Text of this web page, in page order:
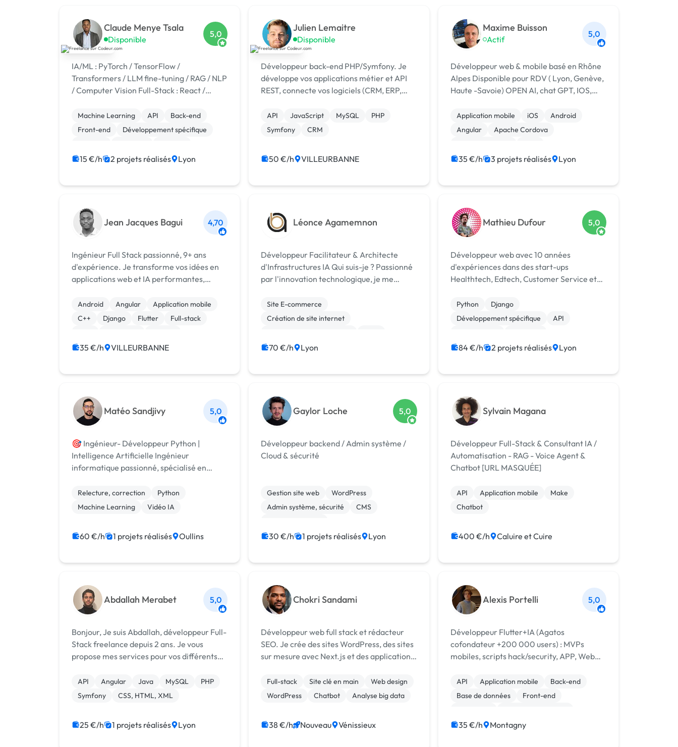
Claude Menye Tsala
Disponible
5,0
IA/ML : PyTorch / TensorFlow /
Transformers / LLM fine-tuning / RAG / NLP
/ Computer Vision Full-Stack : React /
Data : Power BI, Streamlit, MLOps
Machine Learning API
Back-end
Front-end
Développement spécifique
15 €/h 2 projets réalisés Lyon
Julien Lemaitre
Disponible
Développeur back-end PHP/Symfony. Je
développe vos applications métier et API
REST, connecte vos logiciels (CRM, ERP,
et l'IA.
API JavaScript MySQL
PHP
Symfony
CRM
50 €/h VILLEURBANNE
Maxime Buisson
Actif
5,0
Développeur web & mobile basé en Rhône
Alpes Disponible pour RDV ( Lyon, Genève,
Haute -Savoie) OPEN AI, chat GPT, IOS,
Application mobile iOS
Android
Angular
Apache Cordova
Audio, Video, Multimedia
35 €/h 3 projets réalisés Lyon
Jean Jacques Bagui 4,70
Ingénieur Full Stack passionné, 9+ ans
d'expérience. Je transforme vos idées en
applications web et IA performantes,
l'architecture au déploiement.
Android Angular
Application mobile
C++
Django Flutter
Full-stack
35 €/h VILLEURBANNE
Léonce Agamemnon
Développeur Facilitateur & Architecte
d'Infrastructures IA Qui suis-je ? Passionné
par l'innovation technologique, je me
spécialisé dans la création d'infrastructures
intelligentes propulsées par l'IA. M...
Site E-commerce
Création de site internet
Chatbot
SEO / GEO
70 €/h Lyon
Mathieu Dufour 5,0
Développeur web avec 10 années
d'expériences dans des start-ups
Healthtech, Edtech, Customer Service et
type de projets sur ces différentes
technologies : - Python / Django / Flask -
Python
Django
Développement spécifique
API
Base de données
Blockchain
84 €/h 2 projets réalisés Lyon
Matéo Sandjivy 5,0
🎯 Ingénieur- Développeur Python |
Intelligence Artificielle Ingénieur
informatique passionné, spécialisé en
artificielle, je vous accompagne dans vos
projets data, machine learning et
Relecture, correction
Python
Machine Learning
Vidéo IA
60 €/h 1 projets réalisés Oullins
Gaylor Loche 5,0
Développeur backend / Admin système /
Cloud & sécurité
Gestion site web
WordPress
Admin système, sécurité
CMS
Création de site internet
30 €/h 1 projets réalisés Lyon
Sylvain Magana
Développeur Full-Stack & Consultant IA /
Automatisation - RAG - Voice Agent &
Chatbot [URL MASQUÉE]
API Application mobile
Make
Chatbot
400 €/h Caluire et Cuire
Abdallah Merabet 5,0
Bonjour, Je suis Abdallah, développeur Full-
Stack freelance depuis 2 ans. Je vous
propose mes services pour vos différents
Site et application web : site vitrine, e-
commerce, blog 📱 Application mobile/...
API Angular Java MySQL
PHP
Symfony
CSS, HTML, XML
25 €/h 1 projets réalisés Lyon
Chokri Sandami
Développeur web full stack et rédacteur
SEO. Je crée des sites WordPress, des sites
sur mesure avec Next.js et des applications
tarif de lancement.
Full-stack Site clé en main
Web design
WordPress
Chatbot Analyse big data
38 €/h Nouveau Vénissieux
Alexis Portelli 5,0
Développeur Flutter+IA (Agatos
cofondateur +200 000 users) : MVPs
mobiles, scripts hack/security, APP, Web
API Application mobile
Back-end
Base de données
Front-end
Migration ou refonte de site
35 €/h Montagny